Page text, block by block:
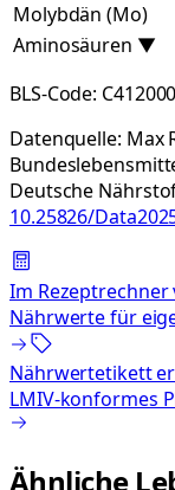
Molybdän (Mo)
Aminosäuren ▼
BLS-Code: C412000
Datenquelle: Max
Deutsche
10.25826/
Im
Nährwerte für
Nährwertetikett
LMIV-konformes
Ähnliche